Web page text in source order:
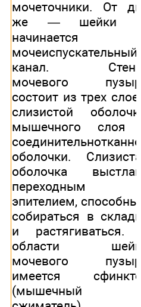
мочеточники. От
же — шейки
начинается
мочеиспускательный
канал.
мочевого
состоит из трех
слизистой
мышечного слоя
оболочки.
оболочка
переходным
эпителием,
собираться в
и растягиваться.
области
мочевого
имеется
(мышечный